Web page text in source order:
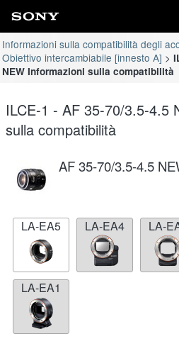
Informazioni sulla compatibilità degli
Obiettivo intercambiabile [innesto A]
NEW Informazioni sulla compatibilità
ILCE-1 - AF 35-70/3.5-4.5
sulla compatibilità
AF 35-70/3.5-4.5
LA-EA5 LA-EA4 LA-
LA-EA1